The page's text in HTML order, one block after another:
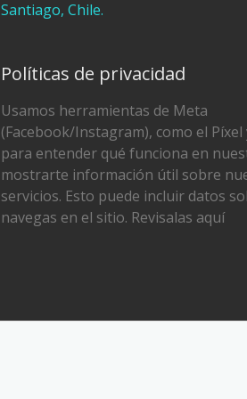
Santiago, Chile.
Políticas de privacidad
Usamos herramientas de Meta
(Facebook/Instagram), como el Píxel
para entender qué funciona en
mostrarte información útil sobre
servicios. Esto puede incluir datos
navegas en el sitio. Revisalas aquí